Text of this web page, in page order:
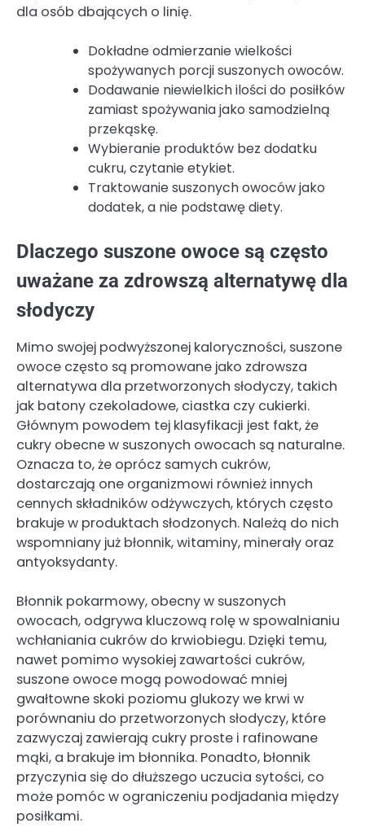
dla osób dbających o linię.
Dokładne odmierzanie wielkości
spożywanych porcji suszonych owoców.
Dodawanie niewielkich ilości do posiłków
zamiast spożywania jako samodzielną
przekąskę.
Wybieranie produktów bez dodatku
cukru, czytanie etykiet.
Traktowanie suszonych owoców jako
dodatek, a nie podstawę diety.
Dlaczego suszone owoce są często
uważane za zdrowszą alternatywę dla
słodyczy
Mimo swojej podwyższonej kaloryczności, suszone
owoce często są promowane jako zdrowsza
alternatywa dla przetworzonych słodyczy, takich
jak batony czekoladowe, ciastka czy cukierki.
Głównym powodem tej klasyfikacji jest fakt, że
cukry obecne w suszonych owocach są naturalne.
Oznacza to, że oprócz samych cukrów,
dostarczają one organizmowi również innych
cennych składników odżywczych, których często
brakuje w produktach słodzonych. Należą do nich
wspomniany już błonnik, witaminy, minerały oraz
antyoksydanty.
Błonnik pokarmowy, obecny w suszonych
owocach, odgrywa kluczową rolę w spowalnianiu
wchłaniania cukrów do krwiobiegu. Dzięki temu,
nawet pomimo wysokiej zawartości cukrów,
suszone owoce mogą powodować mniej
gwałtowne skoki poziomu glukozy we krwi w
porównaniu do przetworzonych słodyczy, które
zazwyczaj zawierają cukry proste i rafinowane
mąki, a brakuje im błonnika. Ponadto, błonnik
przyczynia się do dłuższego uczucia sytości, co
może pomóc w ograniczeniu podjadania między
posiłkami.